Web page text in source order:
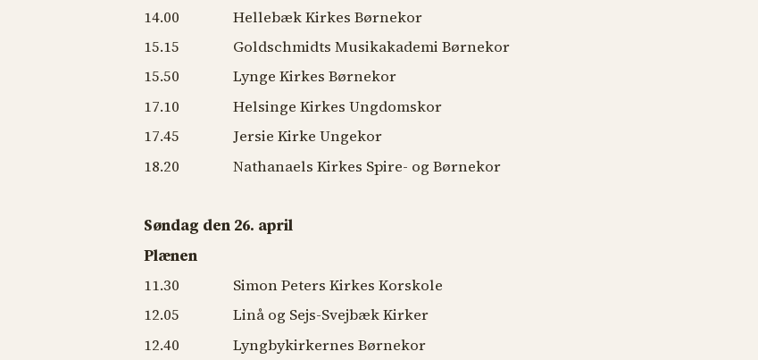
14.00 Hellebæk Kirkes Børnekor
15.15 Goldschmidts Musikakademi Børnekor
15.50 Lynge Kirkes Børnekor
17.10 Helsinge Kirkes Ungdomskor
17.45 Jersie Kirke Ungekor
18.20 Nathanaels Kirkes Spire- og Børnekor
Søndag den 26. april
Plænen
11.30 Simon Peters Kirkes Korskole
12.05 Linå og Sejs-Svejbæk Kirker
12.40 Lyngbykirkernes Børnekor